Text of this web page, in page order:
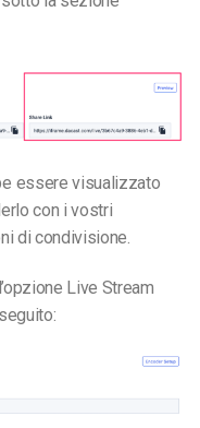
essere visualizzato
con i vostri
di condivisione.
Live Stream